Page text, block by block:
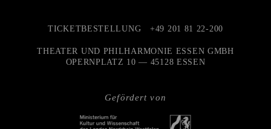
Gefördert von
TICKETBESTELLUNG +49 201 81 22-200
THEATER UND PHILHARMONIE ESSEN GMBH
OPERNPLATZ 10 — 45128 ESSEN